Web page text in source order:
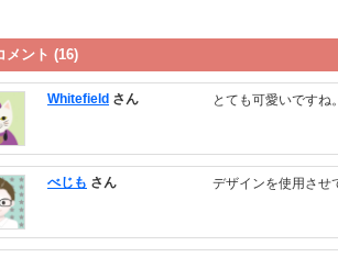
メント (16)
Whitefield さん とても可愛いですね
べじも さん デザインを使用させ